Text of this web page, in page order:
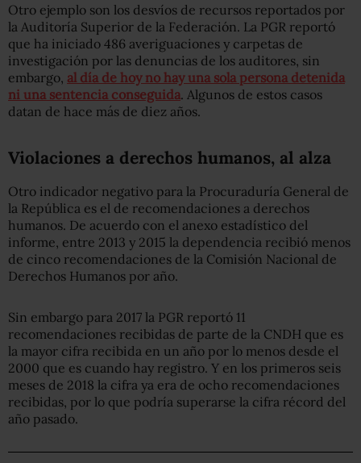
Otro ejemplo son los desvíos de recursos reportados por
la Auditoría Superior de la Federación. La PGR reportó
que ha iniciado 486 averiguaciones y carpetas de
investigación por las denuncias de los auditores, sin
embargo, al día de hoy no hay una sola persona detenida
ni una sentencia conseguida. Algunos de estos casos
datan de hace más de diez años.
Violaciones a derechos humanos, al alza
Otro indicador negativo para la Procuraduría General de
la República es el de recomendaciones a derechos
humanos. De acuerdo con el anexo estadístico del
informe, entre 2013 y 2015 la dependencia recibió menos
de cinco recomendaciones de la Comisión Nacional de
Derechos Humanos por año.
Sin embargo para 2017 la PGR reportó 11
recomendaciones recibidas de parte de la CNDH que es
la mayor cifra recibida en un año por lo menos desde el
2000 que es cuando hay registro. Y en los primeros seis
meses de 2018 la cifra ya era de ocho recomendaciones
recibidas, por lo que podría superarse la cifra récord del
año pasado.